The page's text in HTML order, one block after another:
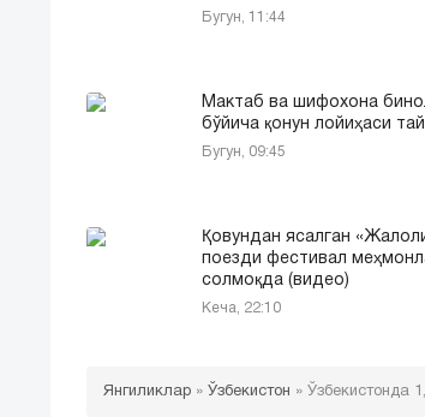
Бугун, 11:44
Мактаб ва шифохона
бўйича қонун лойиҳаси
Бугун, 09:45
Қовундан ясалган
поезди фестивал
солмоқда (видео)
Кеча, 22:10
Янгиликлар » Ўзбекистон » Ўзбекистонда